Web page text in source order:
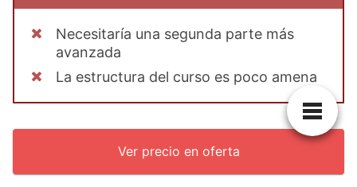
Necesitaría una segunda parte más
avanzada
La estructura del curso es poco amena
Ver precio en oferta